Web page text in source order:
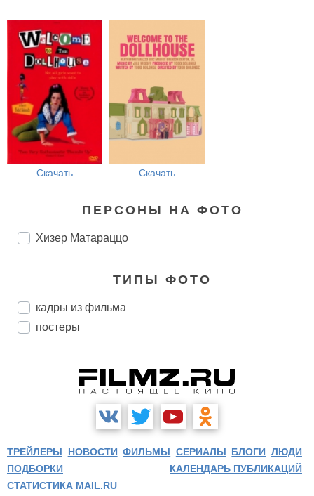
Скачать Скачать
ПЕРСОНЫ НА ФОТО
Хизер Матараццо
ТИПЫ ФОТО
кадры из фильма
постеры
ТРЕЙЛЕРЫ НОВОСТИ ФИЛЬМЫ СЕРИАЛЫ БЛОГИ ЛЮДИ
ПОДБОРКИ
КАЛЕНДАРЬ ПУБЛИКАЦИЙ
СТАТИСТИКА MAIL.RU